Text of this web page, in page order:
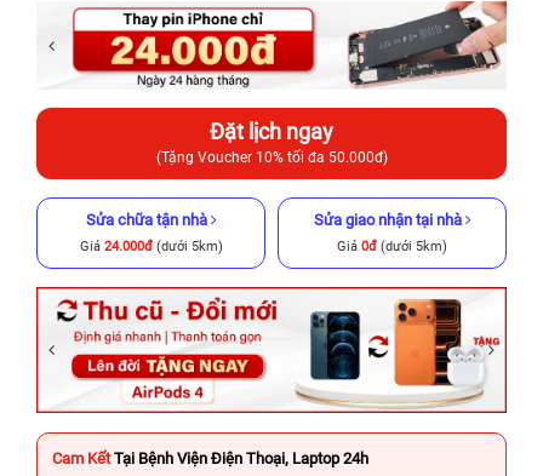
Đặt lịch ngay
(Tặng Voucher 10% tối đa 50.000đ)
Sửa chữa tận nhà
Giá 24.000đ(dưới 5km)
Sửa giao nhận tại nhà
Giá 0đ (dưới 5km)
Cam Kết Tại Bệnh Viện Điện Thoại, Laptop 24h